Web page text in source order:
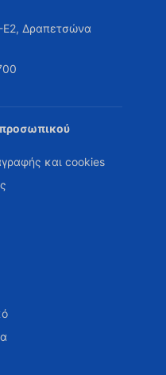
Ε2, Δραπετσώνα
και cookies